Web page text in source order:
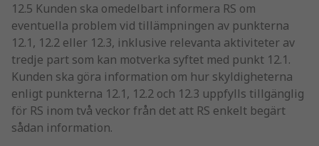
12.5 Kunden ska omedelbart informera RS om
eventuella problem vid tillämpningen av punkterna
12.1, 12.2 eller 12.3, inklusive relevanta aktiviteter av
tredje part som kan motverka syftet med punkt 12.1.
Kunden ska göra information om hur skyldigheterna
enligt punkterna 12.1, 12.2 och 12.3 uppfylls tillgänglig
för RS inom två veckor från det att RS enkelt begärt
sådan information.